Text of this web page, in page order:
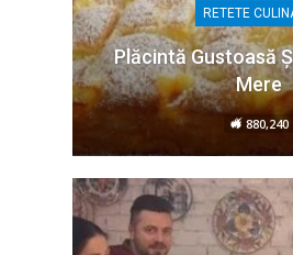
RETETE
Plăcintă Gustoasă
Mere
880,240